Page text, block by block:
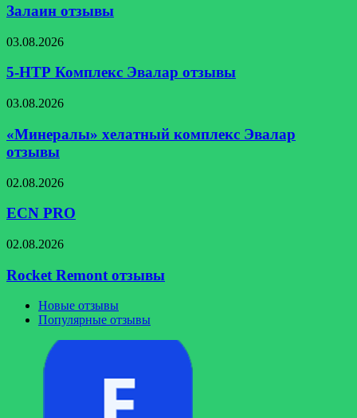
Залаин отзывы
5-
Комплекс
отзывы
03.08.2026
5-НТР Комплекс Эвалар отзывы
«Минералы»
комплекс
Эвалар
отзывы
03.08.2026
«Минералы» хелатный комплекс Эвалар
отзывы
ECN
02.08.2026
ECN PRO
Rocket
отзывы
02.08.2026
Rocket Remont отзывы
Новые отзывы
Популярные отзывы